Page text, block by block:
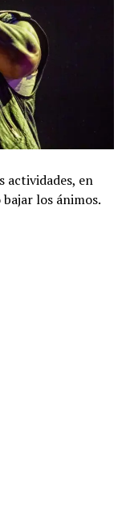
actividades, en
los ánimos.